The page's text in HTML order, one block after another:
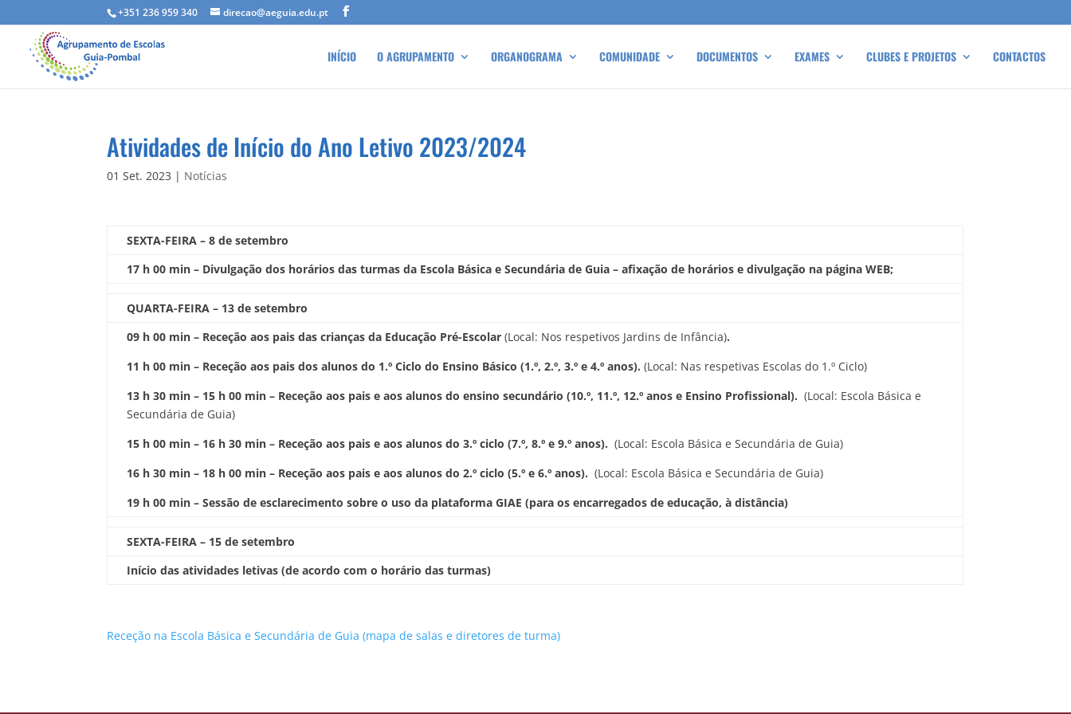
+351 236 959 340 direcao@aeguia.edu.pt
INÍCIO O AGRUPAMENTO ORGANOGRAMA COMUNIDADE DOCUMENTOS EXAMES CLUBES E PROJETOS CONTACTOS
Atividades de Início do Ano Letivo 2023/2024
01 Set. 2023 | Notícias
SEXTA-FEIRA – 8 de setembro
17 h 00 min – Divulgação dos horários das turmas da Escola Básica e Secundária de Guia – afixação de horários e divulgação na página WEB;
QUARTA-FEIRA – 13 de setembro
09 h 00 min – Receção aos pais das crianças da Educação Pré-Escolar(Local: Nos respetivos Jardins de Infância).
11 h 00 min – Receção aos pais dos alunos do 1.º Ciclo do Ensino Básico (1.º, 2.º, 3.º e 4.º anos).(Local: Nas respetivas Escolas do 1.º Ciclo)
13 h 30 min – 15 h 00 min – Receção aos pais e aos alunos do ensino secundário (10.º, 11.º, 12.º anos e Ensino Profissional). (Local: Escola Básica e
Secundária de Guia)
15 h 00 min – 16 h 30 min – Receção aos pais e aos alunos do 3.º ciclo (7.º, 8.º e 9.º anos). (Local: Escola Básica e Secundária de Guia)
16 h 30 min – 18 h 00 min – Receção aos pais e aos alunos do 2.º ciclo (5.º e 6.º anos). (Local: Escola Básica e Secundária de Guia)
19 h 00 min – Sessão de esclarecimento sobre o uso da plataforma GIAE (para os encarregados de educação, à distância)
SEXTA-FEIRA – 15 de setembro
Início das atividades letivas (de acordo com o horário das turmas)
Receção na Escola Básica e Secundária de Guia (mapa de salas e diretores de turma)